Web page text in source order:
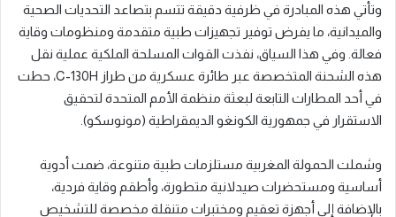
وتأتي هذه المبادرة في ظرفية دقيقة تتسم بتصاعد التحديات الصحية
والميدانية، ما يفرض توفير تجهيزات طبية متقدمة ومنظومات وقاية
فعالة. وفي هذا السياق، نفذت القوات المسلحة الملكية عملية نقل
هذه الشحنة المتخصصة عبر طائرة عسكرية من طراز C-130H، حطت
في أحد المطارات التابعة لبعثة منظمة الأمم المتحدة لتحقيق
الاستقرار في جمهورية الكونغو الديمقراطية (مونوسكو).
وشملت الحمولة المغربية مستلزمات طبية متنوعة، ضمت أدوية
أساسية ومستحضرات صيدلانية متطورة، وأطقم وقاية فردية،
بالإضافة إلى أجهزة تعقيم ومختبرات متنقلة مخصصة للتشخيص